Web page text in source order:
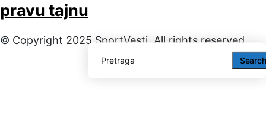
Search
Search
pravu tajnu
© Copyright 2025 SportVesti. All rights reserved